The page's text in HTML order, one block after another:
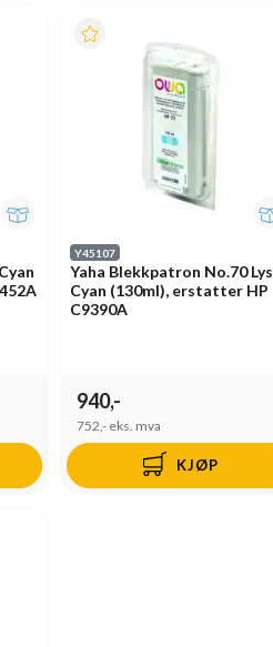
Y45107
Yaha Blekkpatron No.70 Lys
Cyan (130ml), erstatter HP
C9390A
940,-
752,- eks. mva
KJØP